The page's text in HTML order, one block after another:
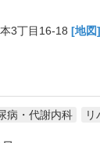
3丁目16-18 [地図]
病・代謝内科